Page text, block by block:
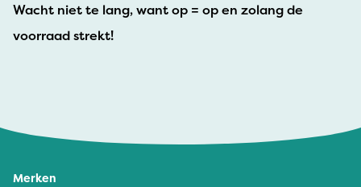
Wacht niet te lang, want op = op en zolang de
voorraad strekt!
Merken